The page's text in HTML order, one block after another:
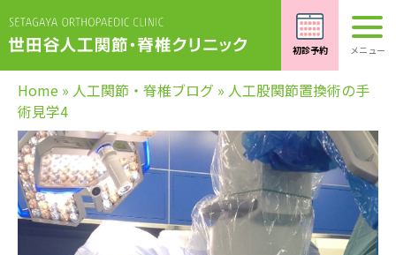
Home » 人工関節・脊椎ブログ » 人工股関節置換術の手
術見学4